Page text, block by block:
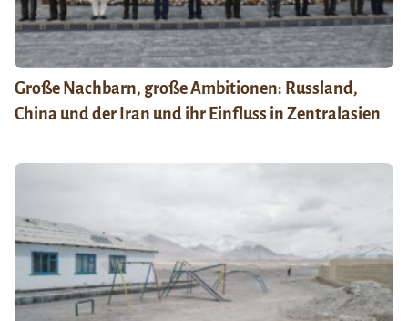
Große Nachbarn, große Ambitionen: Russland,
China und der Iran und ihr Einfluss in Zentralasien